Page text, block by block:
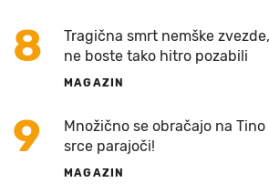
8
Tragična smrt nemške
ne boste tako hitro pozabili
MAGAZIN
9
Množično se obračajo na
srce parajoči!
MAGAZIN